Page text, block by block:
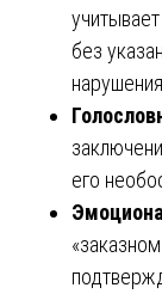
без
нарушения.
его